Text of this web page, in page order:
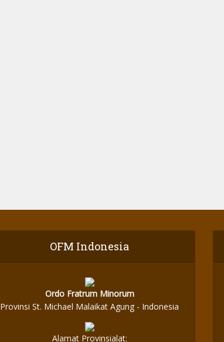
OFM Indonesia
Ordo Fratrum Minorum
Provinsi St. Michael Malaikat Agung - Indonesia
Alamat Provinsialat: